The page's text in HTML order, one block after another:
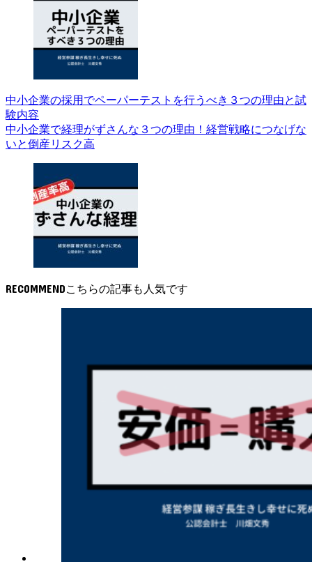
中小企業の採用でペーパーテストを行うべき３つの理由と試
験内容
中小企業で経理がずさんな３つの理由！経営戦略につなげな
いと倒産リスク高
RECOMMEND